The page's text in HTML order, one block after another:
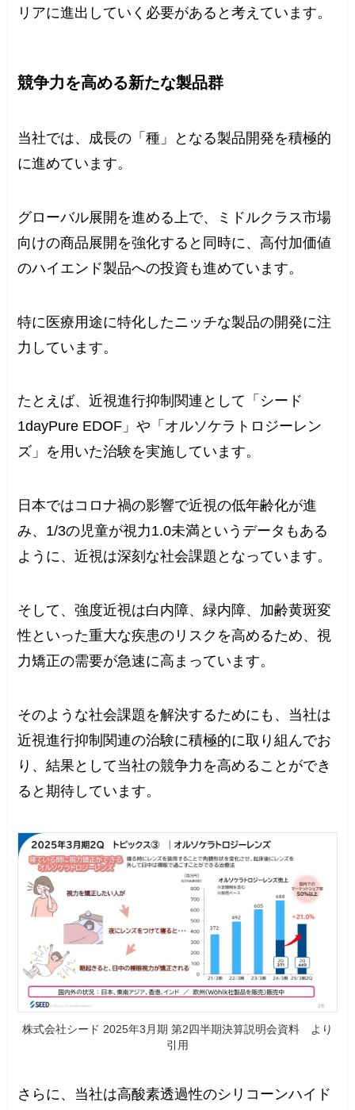
リアに進出していく必要があると考えています。
競争力を高める新たな製品群
当社では、成長の「種」となる製品開発を積極的
に進めています。
グローバル展開を進める上で、ミドルクラス市場
向けの商品展開を強化すると同時に、高付加価値
のハイエンド製品への投資も進めています。
特に医療用途に特化したニッチな製品の開発に注
力しています。
たとえば、近視進行抑制関連として「シード
1dayPure EDOF」や「オルソケラトロジーレン
ズ」を用いた治験を実施しています。
日本ではコロナ禍の影響で近視の低年齢化が進
み、1/3の児童が視力1.0未満というデータもある
ように、近視は深刻な社会課題となっています。
そして、強度近視は白内障、緑内障、加齢黄斑変
性といった重大な疾患のリスクを高めるため、視
力矯正の需要が急速に高まっています。
そのような社会課題を解決するためにも、当社は
近視進行抑制関連の治験に積極的に取り組んでお
り、結果として当社の競争力を高めることができ
ると期待しています。
株式会社シード 2025年3月期 第2四半期決算説明会資料 より
引用
さらに、当社は高酸素透過性のシリコーンハイド